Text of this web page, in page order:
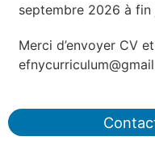
septembre 2026 à fin
Merci d’envoyer CV